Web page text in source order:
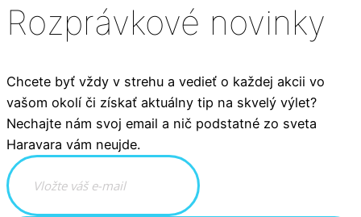
Rozprávkové novinky
Chcete byť vždy v strehu a vedieť o každej akcii vo
vašom okolí či získať aktuálny tip na skvelý výlet?
Nechajte nám svoj email a nič podstatné zo sveta
Haravara vám neujde.